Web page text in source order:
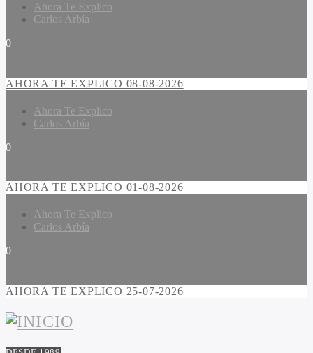
Ahora Te Explico
Carlos Arbía
0
AHORA TE EXPLICO 08-08-2026
Ahora Te Explico
Carlos Arbía
0
AHORA TE EXPLICO 01-08-2026
Ahora Te Explico
Carlos Arbía
0
AHORA TE EXPLICO 25-07-2026